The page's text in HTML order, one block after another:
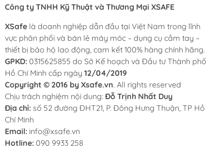
Công ty TNHH Kỹ Thuật và Thương Mại XSAFE
XSafe là doanh nghiệp dẫn đầu tại Việt Nam trong lĩnh
vực phân phối và bán lẻ máy móc – dụng cụ cầm tay –
thiết bị bảo hộ lao động, cam kết 100% hàng chính hãng.
GPKD: 0315625855 do Sở Kế hoạch và Đầu tư Thành phố
Hồ Chí Minh cấp ngày 12/04/2019
Copyright © 2016 by Xsafe.vn. All rights reserved
Chịu trách nghiệm nội dung: Đỗ Trịnh Nhất Duy
Địa chỉ: số 52 đường ĐHT21, P. Đông Hưng Thuận, TP Hồ
Chí Minh
Email: info@xsafe.vn
Hotline: 090 9933 258